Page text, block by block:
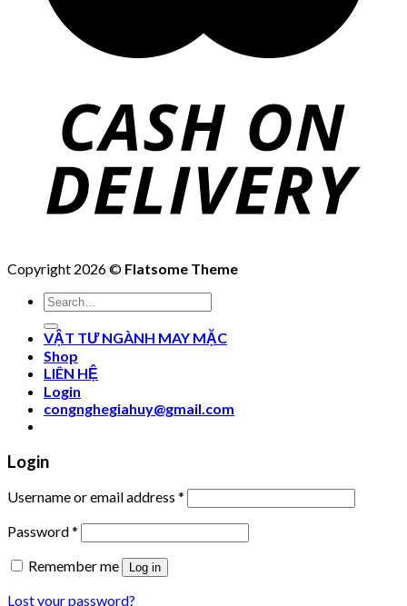
Copyright 2026 © Flatsome Theme
Search
for:
VẬT TƯ NGÀNH MAY MẶC
Shop
LIÊN HỆ
Login
congnghegiahuy@gmail.com
Login
Username or email address *
Password*
Remember me
Log in
Lost your password?